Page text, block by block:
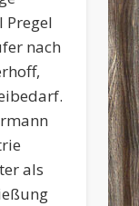
Pregel
nach
als